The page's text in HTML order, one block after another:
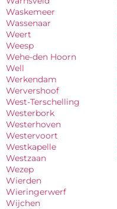
Waskemeer
Wassenaar
Weert
Weesp
Wehe-den Hoorn
Well
Werkendam
Wervershoof
West-Terschelling
Westerbork
Westerhoven
Westervoort
Westkapelle
Westzaan
Wezep
Wierden
Wieringerwerf
Wijchen